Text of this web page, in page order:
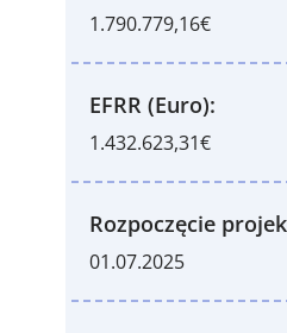
1.790.779,16€
EFRR (Euro):
1.432.623,31€
Rozpoczęcie
01.07.2025